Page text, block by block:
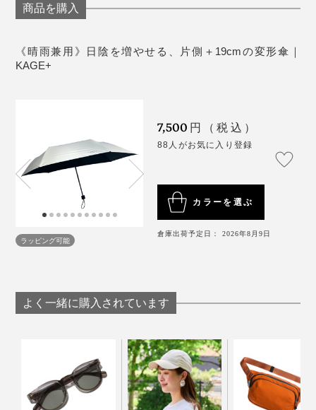
カラビナは、バッグに引っ掛けたり、カバーを見失わな
商品を購入
《晴雨兼用》日陰を増やせる、片側＋19cmの変形傘｜
KAGE+
ラッピング可能
7,500 円（税込）
88人がお気に入り登録
カラーを選ぶ
倉庫出荷予定日： 2026年8月9日
よく一緒に購入されています